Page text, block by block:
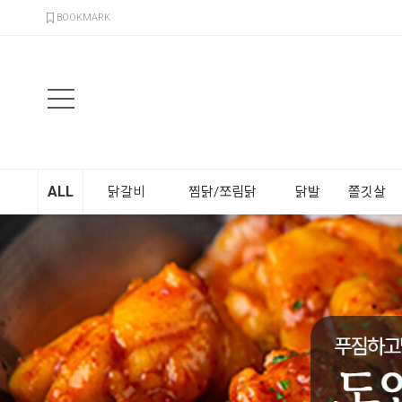
BOOKMARK
ALL 닭갈비 찜닭/쪼림닭 닭발 쫄깃살